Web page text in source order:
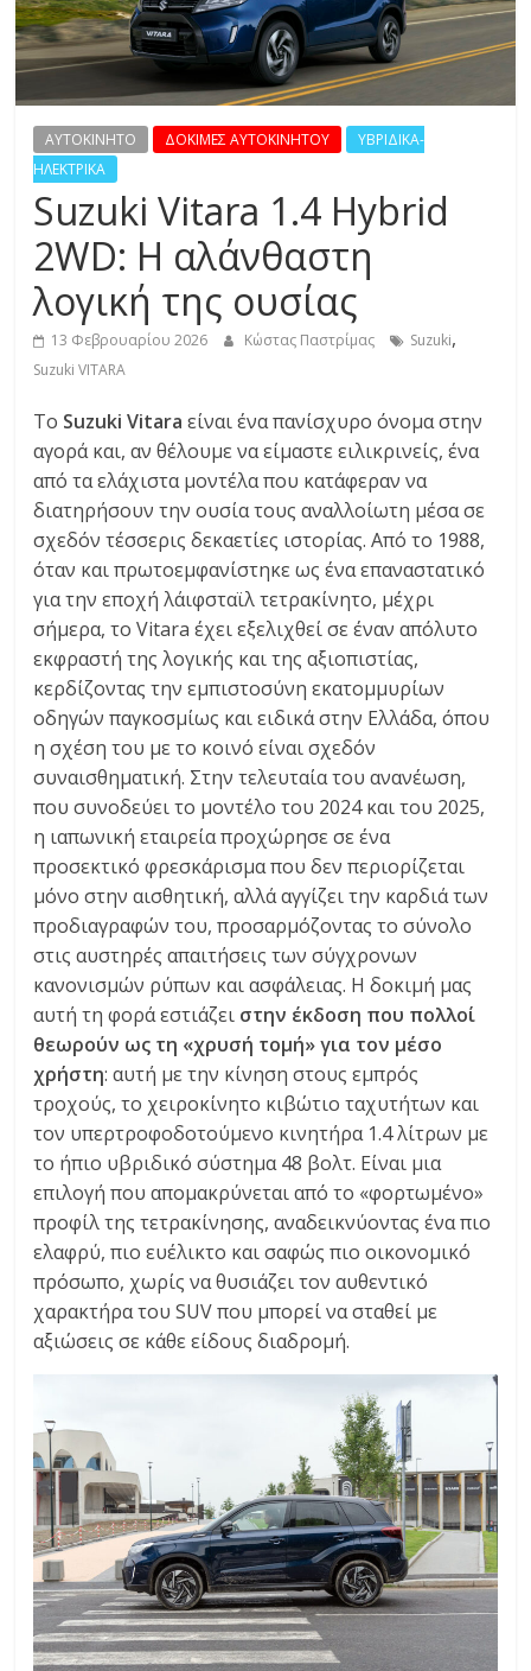
R
E
S
S
AYTOKINHTO ΔΟΚΙΜΕΣ ΑΥΤΟΚΙΝΗΤΟΥ
ΥΒΡΙΔΙΚΑ-
ΗΛΕΚΤΡΙΚΑ
Suzuki Vitara 1.4 Hybrid
2WD: Η αλάνθαστη
λογική της ουσίας
13 Φεβρουαρίου 2026 Κώστας Παστρίμας Suzuki,
Suzuki VITARA
Το Suzuki Vitara είναι ένα πανίσχυρο όνομα στην
αγορά και, αν θέλουμε να είμαστε ειλικρινείς, ένα
από τα ελάχιστα μοντέλα που κατάφεραν να
διατηρήσουν την ουσία τους αναλλοίωτη μέσα σε
σχεδόν τέσσερις δεκαετίες ιστορίας. Από το 1988,
όταν και πρωτοεμφανίστηκε ως ένα επαναστατικό
για την εποχή λάιφσταϊλ τετρακίνητο, μέχρι
σήμερα, το Vitara έχει εξελιχθεί σε έναν απόλυτο
εκφραστή της λογικής και της αξιοπιστίας,
κερδίζοντας την εμπιστοσύνη εκατομμυρίων
οδηγών παγκοσμίως και ειδικά στην Ελλάδα, όπου
η σχέση του με το κοινό είναι σχεδόν
συναισθηματική. Στην τελευταία του ανανέωση,
που συνοδεύει το μοντέλο του 2024 και του 2025,
η ιαπωνική εταιρεία προχώρησε σε ένα
προσεκτικό φρεσκάρισμα που δεν περιορίζεται
μόνο στην αισθητική, αλλά αγγίζει την καρδιά των
προδιαγραφών του, προσαρμόζοντας το σύνολο
στις αυστηρές απαιτήσεις των σύγχρονων
κανονισμών ρύπων και ασφάλειας. Η δοκιμή μας
αυτή τη φορά εστιάζει στην έκδοση που πολλοί
θεωρούν ως τη «χρυσή τομή» για τον μέσο
χρήστη: αυτή με την κίνηση στους εμπρός
τροχούς, το χειροκίνητο κιβώτιο ταχυτήτων και
τον υπερτροφοδοτούμενο κινητήρα 1.4 λίτρων με
το ήπιο υβριδικό σύστημα 48 βολτ. Είναι μια
επιλογή που απομακρύνεται από το «φορτωμένο»
προφίλ της τετρακίνησης, αναδεικνύοντας ένα πιο
ελαφρύ, πιο ευέλικτο και σαφώς πιο οικονομικό
πρόσωπο, χωρίς να θυσιάζει τον αυθεντικό
χαρακτήρα του SUV που μπορεί να σταθεί με
αξιώσεις σε κάθε είδους διαδρομή.